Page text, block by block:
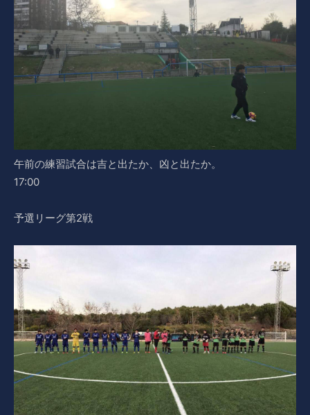
午前の練習試合は吉と出たか、凶と出たか。
17:00
予選リーグ第2戦